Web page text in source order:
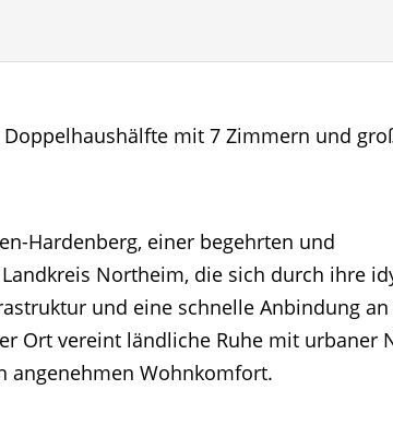
mit 7 Zimmern und
Hardenberg, einer begehrten und
Northeim, die sich durch ihre
und eine schnelle Anbindung
Ort vereint ländliche Ruhe mit urbaner
angenehmen Wohnkomfort.